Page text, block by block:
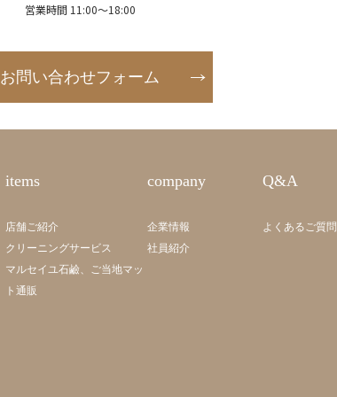
営業時間 11:00～18:00
お問い合わせフォーム
items
店舗ご紹介
クリーニングサービス
マルセイユ石鹼、ご当地マッ
ト通販
company
企業情報
社員紹介
Q&A
よくあるご質問